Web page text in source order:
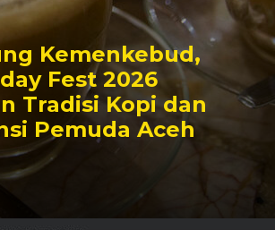
Kemenkebud,
Fest 2026
Tradisi Kopi dan
Pemuda Aceh